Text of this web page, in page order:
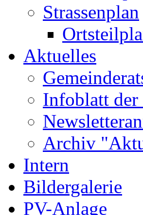
Strassenplan
Aktuelles
Infoblatt der
Archiv
Intern
Bildergalerie
PV-Anlage